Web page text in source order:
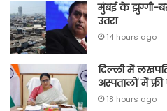
मुंबई के झुग्गी-
उतरा
14 hours ago
दिल्ली में
अस्पतालों में
18 hours ago